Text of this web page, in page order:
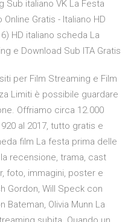
Sub italiano VK La Festa
Gratis - Italiano HD
HD italiano scheda La
e Download Sub ITA Gratis
per Film Streaming e Film
Limiti è possibile guardare
Offriamo circa 12.000
al 2017, tutto gratis e
film La festa prima delle
recensione, trama, cast
foto, immagini, poster e
Gordon, Will Speck con
Bateman, Olivia Munn La